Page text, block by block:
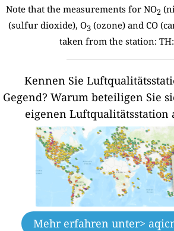
Note that the measurements for NO2
(sulfur dioxide), O3 (ozone) and CO
taken from the station:
Kennen Sie
Gegend? Warum beteiligen Sie
eigenen Luftqualitätsstation
Mehr erfahren unter>